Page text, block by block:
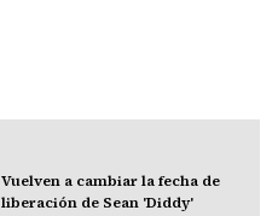
Vuelven a cambiar la fecha de
liberación de Sean 'Diddy'